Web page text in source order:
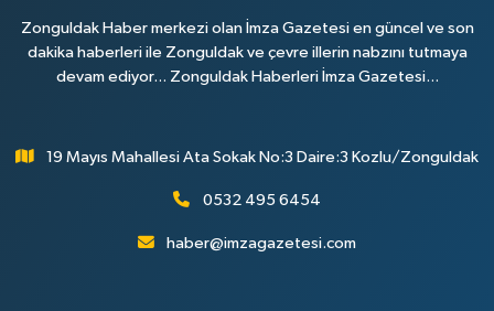
Zonguldak Haber merkezi olan İmza Gazetesi en güncel ve son
dakika haberleri ile Zonguldak ve çevre illerin nabzını tutmaya
devam ediyor... Zonguldak Haberleri İmza Gazetesi...
19 Mayıs Mahallesi Ata Sokak No:3 Daire:3 Kozlu/Zonguldak
0532 495 6454
haber@imzagazetesi.com